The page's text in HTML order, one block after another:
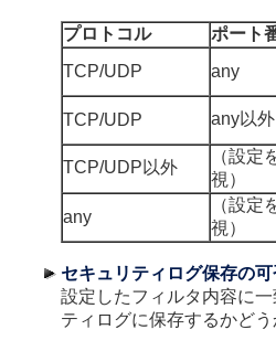
プロトコル ポート
TCP/UDP
any
TCP/UDP
any以外
TCP/UDP以外
（設定
視）
any
（設定
視）
セキュリティログ保存の可
設定したフィルタ内容に
ティログに保存するかどう